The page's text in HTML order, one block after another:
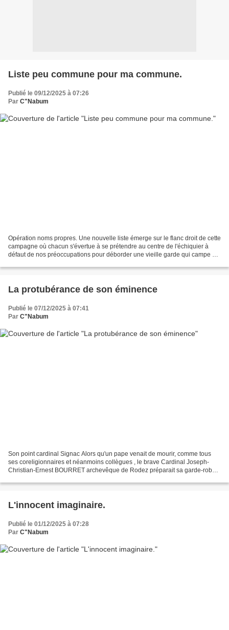
Liste peu commune pour ma commune.
Publié le 09/12/2025 à 07:26
Par C"Nabum
Opération noms propres. Une nouvelle liste émerge sur le flanc droit de cette
campagne où chacun s'évertue à se prétendre au centre de l'échiquier à
défaut de nos préoccupations pour déborder une vieille garde qui campe de
La protubérance de son éminence
Publié le 07/12/2025 à 07:41
Par C"Nabum
Son point cardinal Signac Alors qu'un pape venait de mourir, comme tous
ses coreligionnaires et néanmoins collègues , le brave Cardinal Joseph-
Christian-Ernest BOURRET archevêque de Rodez préparait sa garde-robe
L'innocent imaginaire.
Publié le 01/12/2025 à 07:28
Par C"Nabum